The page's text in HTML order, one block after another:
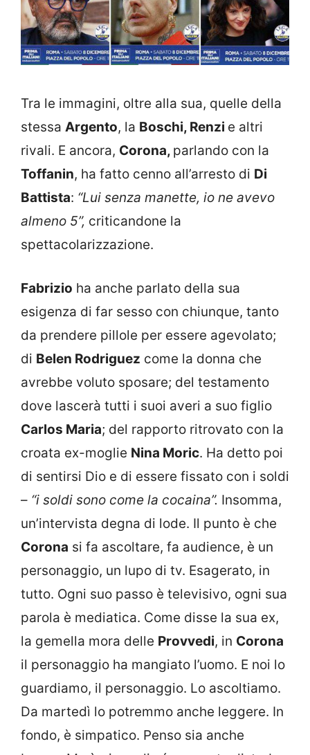
Tra le immagini, oltre alla sua, quelle della
stessa Argento, la Boschi, Renzi e altri
rivali. E ancora, Corona, parlando con la
Toffanin, ha fatto cenno all’arresto di Di
Battista: “Lui senza manette, io ne avevo
almeno 5”, criticandone la
spettacolarizzazione.
Fabrizio ha anche parlato della sua
esigenza di far sesso con chiunque, tanto
da prendere pillole per essere agevolato;
di Belen Rodriguez come la donna che
avrebbe voluto sposare; del testamento
dove lascerà tutti i suoi averi a suo figlio
Carlos Maria; del rapporto ritrovato con la
croata ex-moglie Nina Moric. Ha detto poi
di sentirsi Dio e di essere fissato con i soldi
– “i soldi sono come la cocaina”. Insomma,
un’intervista degna di lode. Il punto è che
Corona si fa ascoltare, fa audience, è un
personaggio, un lupo di tv. Esagerato, in
tutto. Ogni suo passo è televisivo, ogni sua
parola è mediatica. Come disse la sua ex,
la gemella mora delle Provvedi, in Corona
il personaggio ha mangiato l’uomo. E noi lo
guardiamo, il personaggio. Lo ascoltiamo.
Da martedì lo potremmo anche leggere. In
fondo, è simpatico. Penso sia anche